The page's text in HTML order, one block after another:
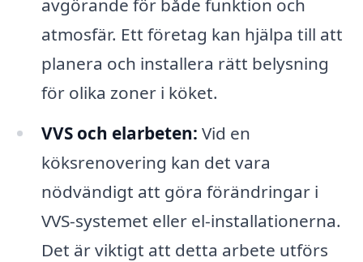
avgörande för både funktion och
atmosfär. Ett företag kan hjälpa till att
planera och installera rätt belysning
för olika zoner i köket.
VVS och elarbeten: Vid en
köksrenovering kan det vara
nödvändigt att göra förändringar i
VVS-systemet eller el-installationerna.
Det är viktigt att detta arbete utförs